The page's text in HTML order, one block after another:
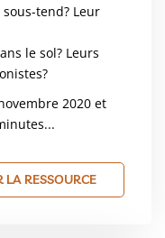
tend? Leur
le sol? Leurs
2020 et
LA RESSOURCE